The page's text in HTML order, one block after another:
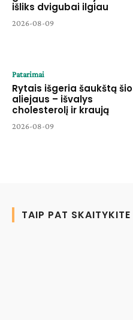
išliks dvigubai ilgiau
2026-08-09
Patarimai
Rytais išgeria šaukštą šio
aliejaus – išvalys
cholesterolį ir kraują
2026-08-09
TAIP PAT SKAITYKITE